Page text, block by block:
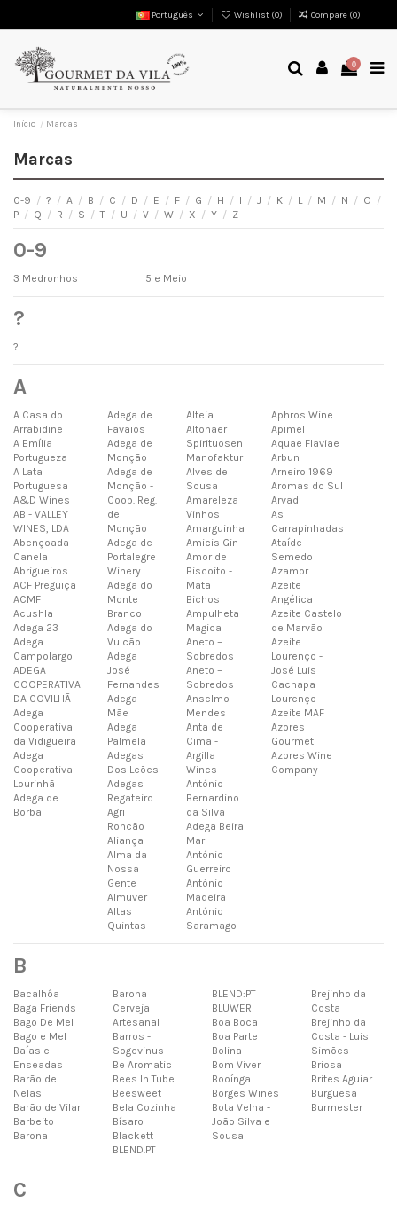
Português Wishlist (0) Compare (0)
0
Início Marcas
Marcas
0-9 / ? / A / B / C / D / E / F / G / H / I / J / K / L / M / N / O /
P / Q / R / S / T / U / V / W / X / Y / Z
0-9
3 Medronhos 5 e Meio
?
?
A
A Casa do
Arrabidine
A Emília
Portugueza
A Lata
Portuguesa
A&D Wines
AB - VALLEY
WINES, LDA
Abençoada
Canela
Abrigueiros
ACF Preguiça
ACMF
Acushla
Adega 23
Adega
Campolargo
ADEGA
COOPERATIVA
DA COVILHÃ
Adega
Cooperativa
da Vidigueira
Adega
Cooperativa
Lourinhã
Adega de
Borba
Adega de
Favaios
Adega de
Monção
Adega de
Monção -
Coop. Reg.
de
Monção
Adega de
Portalegre
Winery
Adega do
Monte
Branco
Adega do
Vulcão
Adega
José
Fernandes
Adega
Mãe
Adega
Palmela
Adegas
Dos Leões
Adegas
Regateiro
Agri
Roncão
Aliança
Alma da
Nossa
Gente
Almuver
Altas
Quintas
Alteia
Altonaer
Spirituosen
Manofaktur
Alves de
Sousa
Amareleza
Vinhos
Amarguinha
Amicis Gin
Amor de
Biscoito -
Mata
Bichos
Ampulheta
Magica
Aneto –
Sobredos
Aneto –
Sobredos
Anselmo
Mendes
Anta de
Cima -
Argilla
Wines
António
Bernardino
da Silva
Adega Beira
Mar
António
Guerreiro
António
Madeira
António
Saramago
Aphros Wine
Apimel
Aquae Flaviae
Arbun
Arneiro 1969
Aromas do Sul
Arvad
As
Carrapinhadas
Ataíde
Semedo
Azamor
Azeite
Angélica
Azeite Castelo
de Marvão
Azeite
Lourenço -
José Luis
Cachapa
Lourenço
Azeite MAF
Azores
Gourmet
Azores Wine
Company
B
Bacalhôa
Baga Friends
Bago De Mel
Bago e Mel
Baías e
Enseadas
Barão de
Nelas
Barão de Vilar
Barbeito
Barona
Barona
Cerveja
Artesanal
Barros -
Sogevinus
Be Aromatic
Bees In Tube
Beesweet
Bela Cozinha
Bísaro
Blackett
BLEND.PT
BLEND:PT
BLUWER
Boa Boca
Boa Parte
Bolina
Bom Viver
Booínga
Borges Wines
Bota Velha -
João Silva e
Sousa
Brejinho da
Costa
Brejinho da
Costa - Luis
Simões
Briosa
Brites Aguiar
Burguesa
Burmester
C